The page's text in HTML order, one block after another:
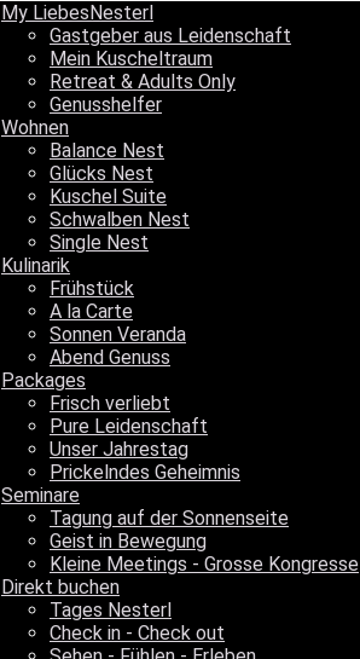
My LiebesNesterl
Gastgeber aus Leidenschaft
Mein Kuscheltraum
Retreat & Adults Only
Genusshelfer
Wohnen
Balance Nest
Glücks Nest
Kuschel Suite
Schwalben Nest
Single Nest
Kulinarik
Frühstück
A la Carte
Sonnen Veranda
Abend Genuss
Packages
Frisch verliebt
Pure Leidenschaft
Unser Jahrestag
Prickelndes Geheimnis
Seminare
Tagung auf der Sonnenseite
Geist in Bewegung
Kleine Meetings - Grosse Kongresse
Direkt buchen
Tages Nesterl
Check in - Check out